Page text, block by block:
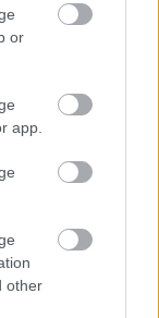
or
app.
other
otthon
és
...